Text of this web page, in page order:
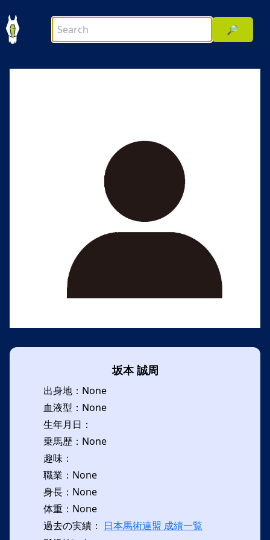
🔎
坂本 誠周
出身地：None
血液型：None
生年月日：
乗馬歴：None
趣味：
職業：None
身長：None
体重：None
過去の実績： 日本馬術連盟 成績一覧